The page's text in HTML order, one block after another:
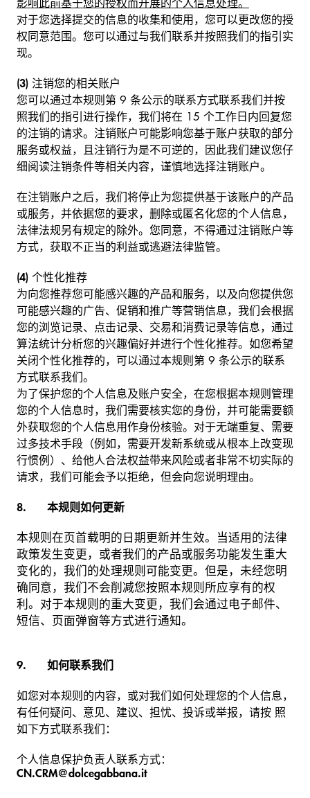
影响此前基于您的授权而开展的个人信息处理。
对于您选择提交的信息的收集和使用，您可以更改您的授
权同意范围。您可以通过与我们联系并按照我们的指引实
现。
(3) 注销您的相关账户
您可以通过本规则第 9 条公示的联系方式联系我们并按
照我们的指引进行操作，我们将在 15 个工作日内回复您
的注销的请求。注销账户可能影响您基于账户获取的部分
服务或权益，且注销行为是不可逆的，因此我们建议您仔
细阅读注销条件等相关内容，谨慎地选择注销账户。
在注销账户之后，我们将停止为您提供基于该账户的产品
或服务，并依据您的要求，删除或匿名化您的个人信息，
法律法规另有规定的除外。您同意，不得通过注销账户等
方式，获取不正当的利益或逃避法律监管。
(4) 个性化推荐
为向您推荐您可能感兴趣的产品和服务，以及向您提供您
可能感兴趣的广告、促销和推广等营销信息，我们会根据
您的浏览记录、点击记录、交易和消费记录等信息，通过
算法统计分析您的兴趣偏好并进行个性化推荐。如您希望
关闭个性化推荐的，可以通过本规则第 9 条公示的联系
方式联系我们。
为了保护您的个人信息及账户安全，在您根据本规则管理
您的个人信息时，我们需要核实您的身份，并可能需要额
外获取您的个人信息用作身份核验。对于无端重复、需要
过多技术手段（例如，需要开发新系统或从根本上改变现
行惯例）、给他人合法权益带来风险或者非常不切实际的
请求，我们可能会予以拒绝，但会向您说明理由。
8. 本规则如何更新
本规则在页首载明的日期更新并生效。当适用的法律
政策发生变更，或者我们的产品或服务功能发生重大
变化的，我们的处理规则可能变更。但是，未经您明
确同意，我们不会削减您按照本规则所应享有的权
利。对于本规则的重大变更，我们会通过电子邮件、
短信、页面弹窗等方式进行通知。
9. 如何联系我们
如您对本规则的内容，或对我们如何处理您的个人信息，
有任何疑问、意见、建议、担忧、投诉或举报，请按 照
如下方式联系我们：
个人信息保护负责人联系方式：
CN.CRM@dolcegabbana.it